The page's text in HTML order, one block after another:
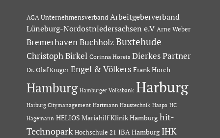
AGA Unternehmensverband Arbeitgeberverband
Lüneburg-Nordostniedersachsen e.V Arne Weber
Bremerhaven Buchholz Buxtehude
Christoph Birkel Corinna Horeis Dierkes Partner
Dr. Olaf Krüger Engel & Völkers Frank Horch
Hamburg Hamburger Volksbank Harburg
Harburg Citymanagement Hartmann Haustechnik Haspa HC
Hagemann HELIOS Mariahilf Klinik Hamburg hit-
Technopark Hochschule 21 IBA Hamburg IHK